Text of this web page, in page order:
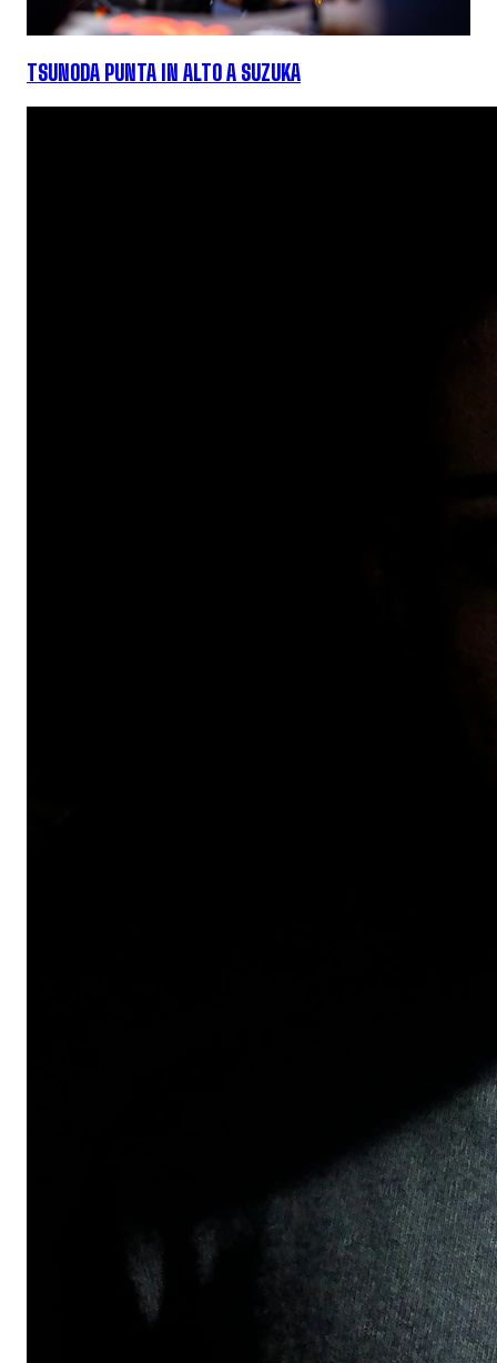
TSUNODA PUNTA IN ALTO A SUZUKA